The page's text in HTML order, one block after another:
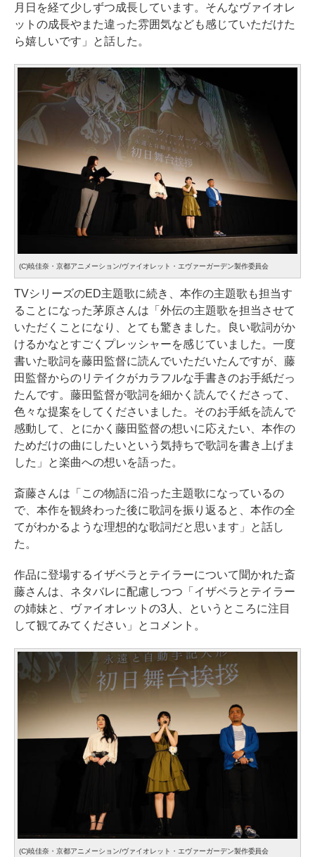
月日を経て少しずつ成長しています。そんなヴァイオレ
ットの成長やまた違った雰囲気なども感じていただけた
ら嬉しいです」と話した。
(C)暁佳奈・京都アニメーション/ヴァイオレット・エヴァーガーデン製作委員会
TVシリーズのED主題歌に続き、本作の主題歌も担当す
ることになった茅原さんは「外伝の主題歌を担当させて
いただくことになり、とても驚きました。良い歌詞がか
けるかなとすごくプレッシャーを感じていました。一度
書いた歌詞を藤田監督に読んでいただいたんですが、藤
田監督からのリテイクがカラフルな手書きのお手紙だっ
たんです。藤田監督が歌詞を細かく読んでくださって、
色々な提案をしてくださいました。そのお手紙を読んで
感動して、とにかく藤田監督の想いに応えたい、本作の
ためだけの曲にしたいという気持ちで歌詞を書き上げま
した」と楽曲への想いを語った。
斎藤さんは「この物語に沿った主題歌になっているの
で、本作を観終わった後に歌詞を振り返ると、本作の全
てがわかるような理想的な歌詞だと思います」と話し
た。
作品に登場するイザベラとテイラーについて聞かれた斎
藤さんは、ネタバレに配慮しつつ「イザベラとテイラー
の姉妹と、ヴァイオレットの3人、というところに注目
して観てみてください」とコメント。
(C)暁佳奈・京都アニメーション/ヴァイオレット・エヴァーガーデン製作委員会